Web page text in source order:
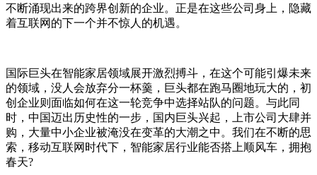
不断涌现出来的跨界创新的企业。正是在这些公司身上，隐藏
着互联网的下一个并不惊人的机遇。
国际巨头在智能家居领域展开激烈搏斗，在这个可能引爆未来
的领域，没人会放弃分一杯羹，巨头都在跑马圈地玩大的，初
创企业则面临如何在这一轮竞争中选择站队的问题。与此同
时，中国迈出历史性的一步，国内巨头兴起，上市公司大肆并
购，大量中小企业被淹没在变革的大潮之中。我们在不断的思
索，移动互联网时代下，智能家居行业能否搭上顺风车，拥抱
春天?